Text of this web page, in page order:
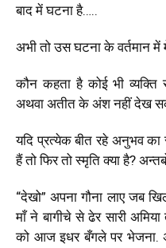
बाद में घटना है…..
अभी तो उस घटना के वर्तमान में
कौन कहता है कोई भी
अथवा अतीत के अंश नहीं देख
यदि प्रत्येक बीत रहे अनुभव का
हैं तो फिर तो स्मृति क्या है?
“देखो” अपना गौना लाए जब
माँ ने बागीचे से ढेर सारी
को आज इधर बँगले पर भेजना.